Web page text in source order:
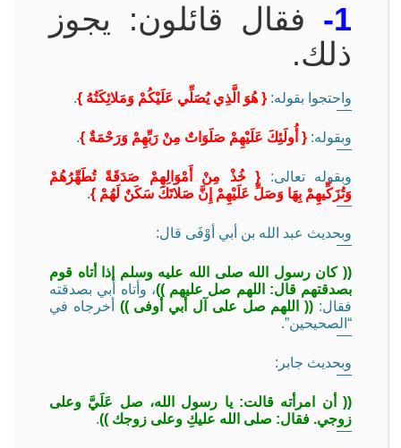
1-
فقال قائلون: يجوز
ذلك.
واحتجوا بقوله: { هُوَ الَّذِي يُصَلِّي عَلَيْكُمْ وَمَلائِكَتُهُ }.
وبقوله: { أُولَئِكَ عَلَيْهِمْ صَلَوَاتٌ مِنْ رَبِّهِمْ وَرَحْمَةٌ }.
وبقوله تعالى: { خُذْ مِنْ أَمْوَالِهِمْ صَدَقَةً تُطَهِّرُهُمْ
وَتُزَكِّيهِمْ بِهَا وَصَلِّ عَلَيْهِمْ إِنَّ صَلاتَكَ سَكَنٌ لَهُمْ }.
وبحديث عبد الله بن أبي أوْفَى قال:
(( كان رسول الله صلى الله عليه وسلم إذا أتاه قوم
بصدقتهم قال: اللهم صل عليهم ))، وأتاه أبي بصدقته
فقال: (( اللهم صل على آل أبي أوفى )) أخرجاه في
“الصحيحين”.
وبحديث جابر:
(( أن امرأته قالت: يا رسول الله، صل عَلَيَّ وعلى
زوجي. فقال: صلى الله عليكِ وعلى زوجك )).